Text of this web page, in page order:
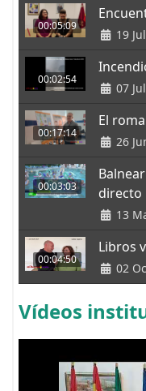
00:05:09
19
00:02:54
07
00:17:14
El
26
00:03:03
directo
13
00:04:50
Libros
02
Vídeos